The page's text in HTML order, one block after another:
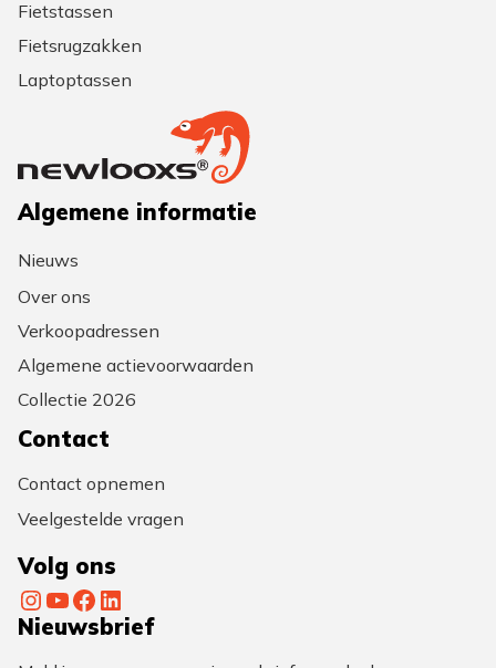
Fietstassen
Fietsrugzakken
Laptoptassen
Algemene informatie
Nieuws
Over ons
Verkoopadressen
Algemene actievoorwaarden
Collectie 2026
Contact
Contact opnemen
Veelgestelde vragen
Volg ons
InstagramYouTube Facebook LinkedIn
Nieuwsbrief